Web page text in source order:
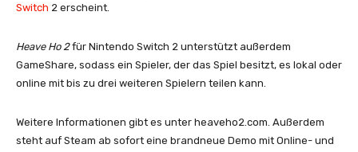
Switch 2 erscheint.
Heave Ho 2für Nintendo Switch 2 unterstützt außerdem
GameShare, sodass ein Spieler, der das Spiel besitzt, es lokal oder
online mit bis zu drei weiteren Spielern teilen kann.
Weitere Informationen gibt es unter heaveho2.com. Außerdem
steht auf Steam ab sofort eine brandneue Demo mit Online- und